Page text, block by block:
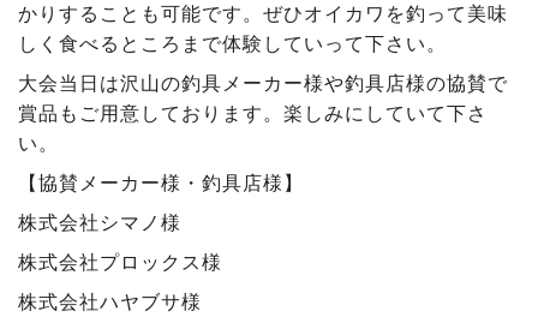
かりすることも可能です。ぜひオイカワを釣って美味
しく食べるところまで体験していって下さい。
大会当日は沢山の釣具メーカー様や釣具店様の協賛で
賞品もご用意しております。楽しみにしていて下さ
い。
【協賛メーカー様・釣具店様】
株式会社シマノ様
株式会社プロックス様
株式会社ハヤブサ様